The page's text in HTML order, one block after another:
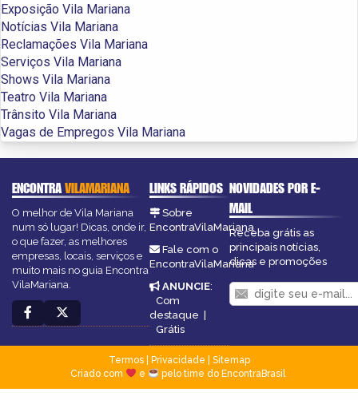
Exposição Vila Mariana
Notícias Vila Mariana
Reclamações Vila Mariana
Serviços Vila Mariana
Shows Vila Mariana
Teatro Vila Mariana
Trânsito Vila Mariana
Vagas de Empregos Vila Mariana
ENCONTRAVILAMARIANA
O melhor de Vila Mariana
num só lugar! Dicas, onde ir,
o que fazer, as melhores
empresas, locais, serviços e
muito mais no guia Encontra
VilaMariana.
LINKS RÁPIDOS
Sobre
EncontraVilaMariana
Fale com o
EncontraVilaMariana
ANUNCIE:
Com
destaque |
Grátis
NOVIDADES POR E-
MAIL
Receba grátis as
principais notícias,
dicas e promoções
Termos| Privacidade
Sitemap
Criado com
e pelo time do EncontraBrasil